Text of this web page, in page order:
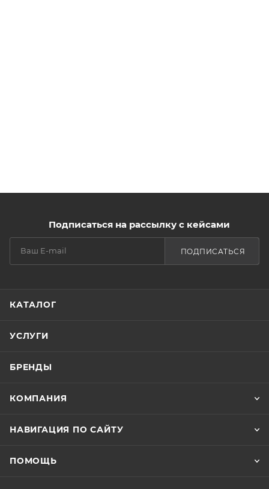
Подписаться на рассылку с кейсами
ПОДПИСАТЬСЯ
КАТАЛОГ
УСЛУГИ
БРЕНДЫ
КОМПАНИЯ
НАВИГАЦИЯ ПО САЙТУ
ПОМОЩЬ